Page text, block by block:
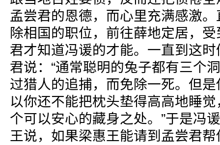
孟尝君的恩德，而心里充满感激
除相国的职位，前往薛地定居，
君才知道冯谖的才能。一直到这
君说：“通常聪明的兔子都有三个
过猎人的追捕，而免除一死。但
以你还不能把枕头垫得高高地睡
个可以安心的藏身之处。”于是冯
王说，如果梁惠王能请到孟尝君